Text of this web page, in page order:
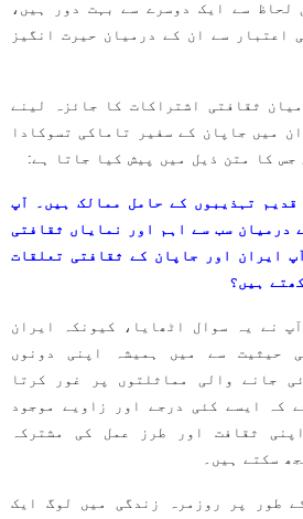
لحاظ سے ایک دوسرے سے بہت دور ہیں،
اعتبار سے ان کے درمیان حیرت انگیز
ثقافتی اشتراکات کا جائزہ لینے
میں جاپان کے سفیر تاماکی تسوکادا
جس کا متن ذیل میں پیش کیا جاتا ہے:
قدیم تہذیبوں کے حامل ممالک ہیں۔ آپ
درمیان سب سے اہم اور نمایاں ثقافتی
ایران اور جاپان کے ثقافتی تعلقات
ہیں؟
نے یہ سوال اٹھایا، کیونکہ ایران
حیثیت سے میں ہمیشہ اپنی دونوں
جانے والی مماثلتوں پر غور کرتا
کہ ایسے کئی درجے اور زاویے موجود
ثقافت اور طرز عمل کی مشترکہ
سکتے ہیں۔
طور پر روزمرہ زندگی میں لوگ ایک